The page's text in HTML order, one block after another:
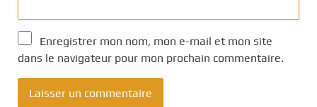
Enregistrer mon nom, mon e-mail et mon site
dans le navigateur pour mon prochain commentaire.